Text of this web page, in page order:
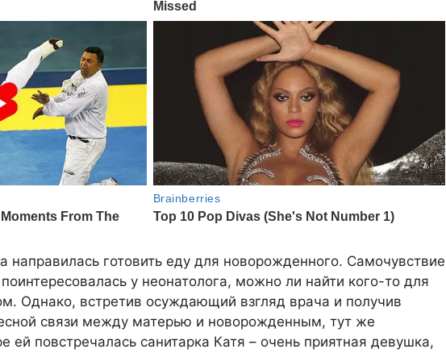
направилась готовить еду для новорожденного. Самочувствие
у неонатолога, можно ли найти кого-то для
Однако, встретив осуждающий взгляд врача и получив
связи между матерью и новорожденным, тут же
ей повстречалась санитарка Катя – очень приятная девушка,